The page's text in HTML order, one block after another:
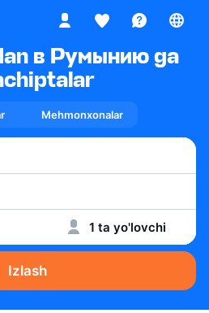
в Румынию ga
Mehmonxonalar
1 ta yo'lovchi
Izlash